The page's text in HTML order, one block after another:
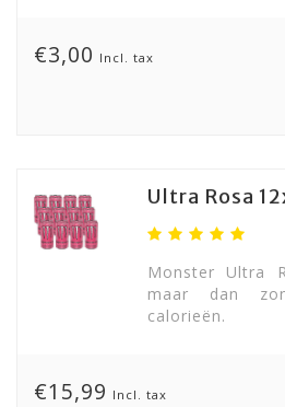
€3,00 Incl. tax
Ultra Rosa
Monster Ultra
maar dan
calorieën.
€15,99 Incl. tax